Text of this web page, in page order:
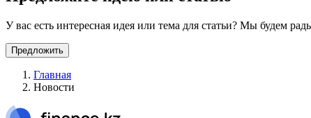
У вас есть интересная идея или тема для статьи? Мы будем
Предложить
Главная
Новости